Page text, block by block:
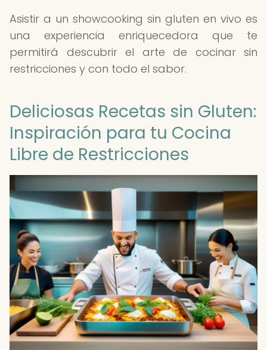
Asistir a un showcooking sin gluten en vivo es
una experiencia enriquecedora que te
permitirá descubrir el arte de cocinar sin
restricciones y con todo el sabor.
Deliciosas Recetas sin Gluten:
Inspiración para tu Cocina
Libre de Restricciones